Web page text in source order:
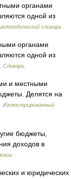
органами
одной из
словарь
органами
одной из
Словарь.
и местными
Делятся на
Иллюстрированный
бюджеты,
доходов в
и юридических